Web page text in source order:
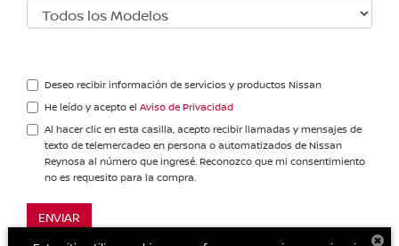
Deseo recibir información de servicios y productos Nissan
He leído y acepto el Aviso de Privacidad
Al hacer clic en esta casilla, acepto recibir llamadas y mensajes de
texto de telemercadeo en persona o automatizados de Nissan
Reynosa al número que ingresé. Reconozco que mi consentimiento
no es requesito para la compra.
ENVIAR